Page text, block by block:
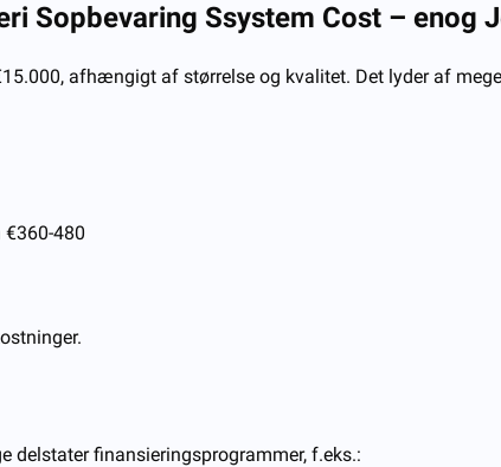
Sopbevaring Ssystem Cost – enog
afhængigt af størrelse og kvalitet. Det lyder af
€360-480
delstater finansieringsprogrammer, f.eks.: